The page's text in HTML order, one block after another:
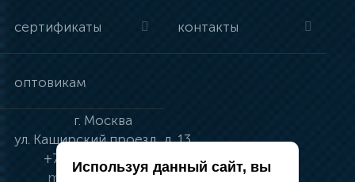
сертификаты контакты
оптовикам
г. Москва
ул. Каширский проезд, д. 13
+7 (495) 134-41-83
moskva@vincci.ru
Используя данный сайт, вы